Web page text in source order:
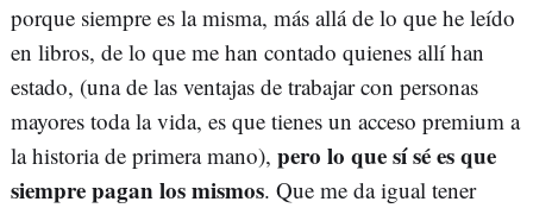
porque siempre es la misma, más allá de lo que he leído
en libros, de lo que me han contado quienes allí han
estado, (una de las ventajas de trabajar con personas
mayores toda la vida, es que tienes un acceso premium a
la historia de primera mano), pero lo que sí sé es que
siempre pagan los mismos. Que me da igual tener